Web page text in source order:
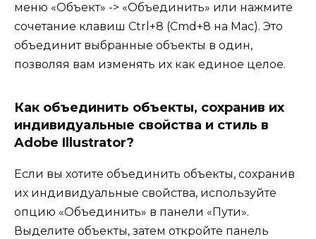
меню «Объект» -> «Объединить» или нажмите
сочетание клавиш Ctrl+8 (Cmd+8 на Mac). Это
объединит выбранные объекты в один,
позволяя вам изменять их как единое целое.
Как объединить объекты, сохранив их
индивидуальные свойства и стиль в
Adobe Illustrator?
Если вы хотите объединить объекты, сохранив
их индивидуальные свойства, используйте
опцию «Объединить» в панели «Пути».
Выделите объекты, затем откройте панель